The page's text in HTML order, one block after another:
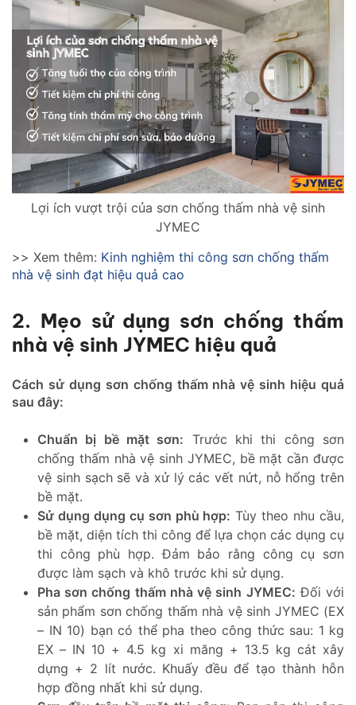
Lợi ích vượt trội của sơn chống thấm nhà vệ sinh
JYMEC
>> Xem thêm: Kinh nghiệm thi công sơn chống thấm
nhà vệ sinh đạt hiệu quả cao
2. Mẹo sử dụng sơn chống thấm
nhà vệ sinh JYMEC hiệu quả
Cách sử dụng sơn chống thấm nhà vệ sinh hiệu quả
sau đây:
Chuẩn bị bề mặt sơn: Trước khi thi công sơn
chống thấm nhà vệ sinh JYMEC, bề mặt cần được
vệ sinh sạch sẽ và xử lý các vết nứt, nỗ hổng trên
bề mặt.
Sử dụng dụng cụ sơn phù hợp: Tùy theo nhu cầu,
bề mặt, diện tích thi công để lựa chọn các dụng cụ
thi công phù hợp. Đảm bảo rằng công cụ sơn
được làm sạch và khô trước khi sử dụng.
Pha sơn chống thấm nhà vệ sinh JYMEC: Đối với
sản phẩm sơn chống thấm nhà vệ sinh JYMEC (EX
– IN 10) bạn có thể pha theo công thức sau: 1 kg
EX – IN 10 + 4.5 kg xi măng + 13.5 kg cát xây
dựng + 2 lít nước. Khuấy đều để tạo thành hỗn
hợp đồng nhất khi sử dụng.